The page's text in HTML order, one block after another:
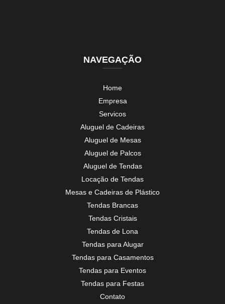
NAVEGAÇÃO
Home
Empresa
Servicos
Aluguel de Cadeiras
Aluguel de Mesas
Aluguel de Palcos
Aluguel de Tendas
Locação de Tendas
Mesas e Cadeiras de Plástico
Tendas Brancas
Tendas Cristais
Tendas de Lona
Tendas para Alugar
Tendas para Casamentos
Tendas para Eventos
Tendas para Festas
Contato